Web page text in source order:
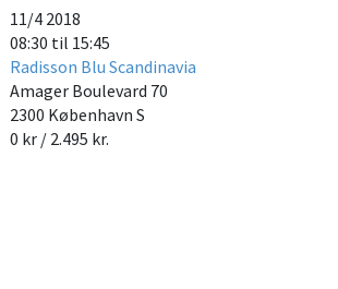
11/4 2018
08:30 til 15:45
Radisson Blu Scandinavia
Amager Boulevard 70
2300 København S
0 kr / 2.495 kr.